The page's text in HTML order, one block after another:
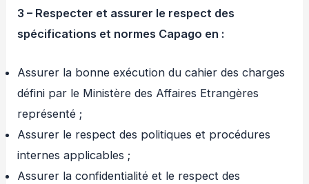
3 – Respecter et assurer le respect des
spécifications et normes Capago en :
Assurer la bonne exécution du cahier des charges
défini par le Ministère des Affaires Etrangères
représenté ;
Assurer le respect des politiques et procédures
internes applicables ;
Assurer la confidentialité et le respect des